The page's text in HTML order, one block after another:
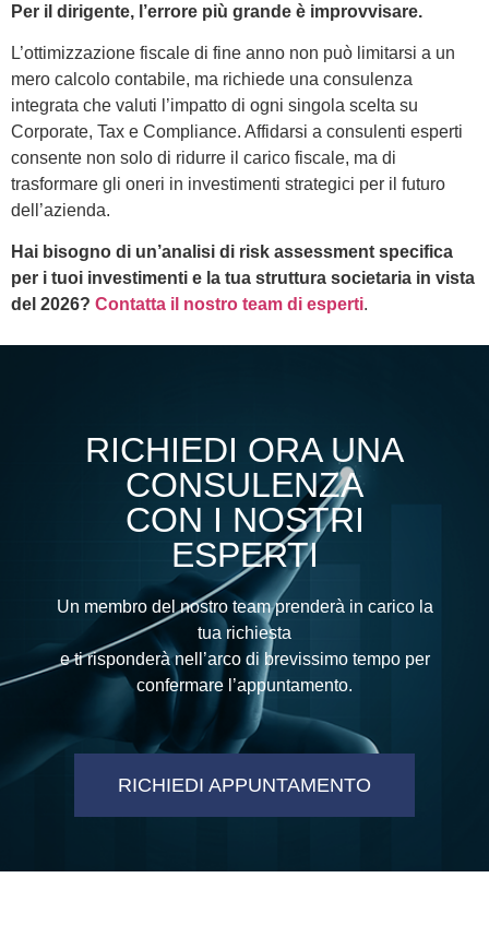
Per il dirigente, l’errore più grande è improvvisare.
L’ottimizzazione fiscale di fine anno non può limitarsi a un
mero calcolo contabile, ma richiede una consulenza
integrata che valuti l’impatto di ogni singola scelta su
Corporate, Tax e Compliance. Affidarsi a consulenti esperti
consente non solo di ridurre il carico fiscale, ma di
trasformare gli oneri in investimenti strategici per il futuro
dell’azienda.
Hai bisogno di un’analisi di risk assessment specifica
per i tuoi investimenti e la tua struttura societaria in vista
del 2026? Contatta il nostro team di esperti.
RICHIEDI ORA UNA
CONSULENZA
CON I NOSTRI
ESPERTI
Un membro del nostro team prenderà in carico la
tua richiesta
e ti risponderà nell’arco di brevissimo tempo per
confermare l’appuntamento.
RICHIEDI APPUNTAMENTO